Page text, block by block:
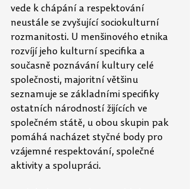
vede k chápání a respektování
neustále se zvyšující sociokulturní
rozmanitosti. U menšinového etnika
rozvíjí jeho kulturní specifika a
současně poznávání kultury celé
společnosti, majoritní většinu
seznamuje se základními specifiky
ostatních národností žijících ve
společném státě, u obou skupin pak
pomáhá nacházet styčné body pro
vzájemné respektování, společné
aktivity a spolupráci.